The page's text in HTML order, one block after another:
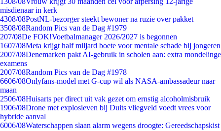
misdienaar in kerk
4308/08PostNL-bezorger steekt bewoner na ruzie over pakket
3508/08Random Pics van de Dag #1979
207/08De FOK!Voetbalmanager 2026/2027 is begonnen
1607/08Meta krijgt half miljard boete voor mentale schade bij jongeren
2007/08Denemarken pakt AI-gebruik in scholen aan: extra mondelinge
examens
2007/08Random Pics van de Dag #1978
6606/08Onlyfans-model met G-cup wil als NASA-ambassadeur naar
maan
2506/08Huisarts per direct uit vak gezet om ernstig alcoholmisbruik
1906/08Drone met explosieven bij Duits vliegveld voedt vrees voor
hybride aanval
6006/08Waterschappen slaan alarm wegens droogte: Gereedschapskist